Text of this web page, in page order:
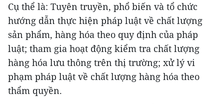
Cụ thể là: Tuyên truyền, phổ biến và tổ chức
hướng dẫn thực hiện pháp luật về chất lượng
sản phẩm, hàng hóa theo quy định của pháp
luật; tham gia hoạt động kiểm tra chất lượng
hàng hóa lưu thông trên thị trường; xử lý vi
phạm pháp luật về chất lượng hàng hóa theo
thẩm quyền.